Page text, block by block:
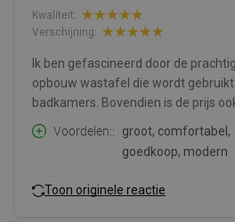
Kwaliteit:
Verschijning:
Ik ben gefascineerd door de
opbouw wastafel die wordt
badkamers. Bovendien is de prijs
Voordelen:
groot, comfortabel,
goedkoop, modern
Toon originele reactie